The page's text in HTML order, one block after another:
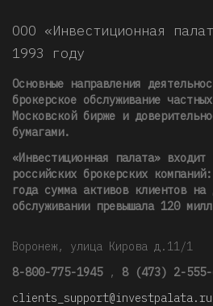
ООО «Инвестиционная
1993 году
Основные направления
брокерское обслуживание
Московской бирже и
бумагами.
«Инвестиционная палата»
российских брокерских
года сумма активов клиентов на
обслуживании превышала 120
Воронеж, улица Кирова д.11/1
8-800-775-1945 , 8 (473) 2-555-
clients_support@investpalata.ru